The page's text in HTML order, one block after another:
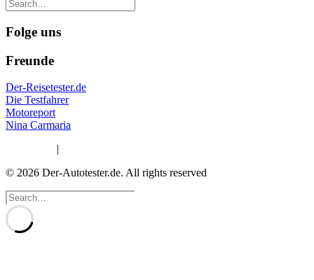
Folge uns
Freunde
Der-Reisetester.de
Die Testfahrer
Motoreport
Nina Carmaria
|
© 2026 Der-Autotester.de. All rights reserved